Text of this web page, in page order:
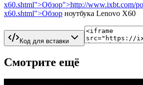
x60.shtml">Обзор">http://www.ixbt.com/
x60.shtml">Обзор ноутбука Lenovo X60
Код для вставки
Смотрите ещё